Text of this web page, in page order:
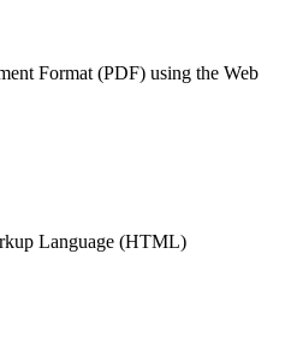
Format (PDF) using the Web
Language (HTML)